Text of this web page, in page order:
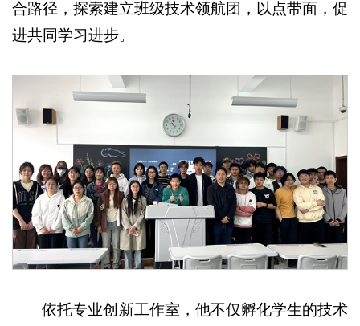
合路径，探索建立班级技术领航团，以点带面，促
进共同学习进步。
依托专业创新工作室，他不仅孵化学生的技术